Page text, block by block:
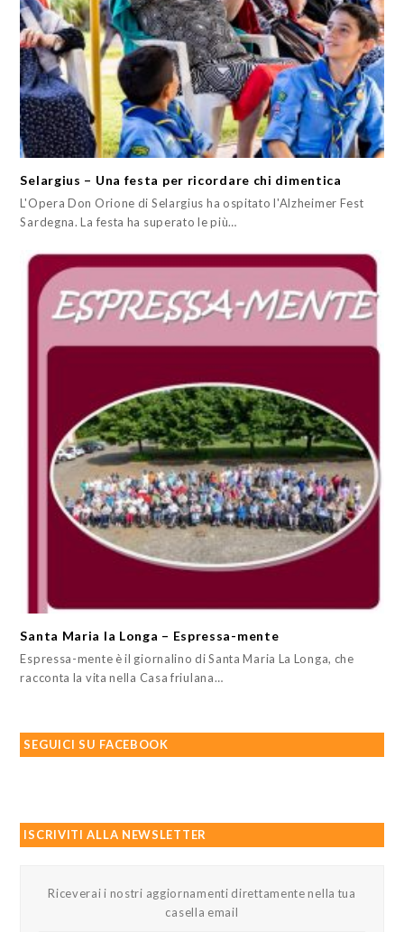
Selargius – Una festa per ricordare chi dimentica
L'Opera Don Orione di Selargius ha ospitato l'Alzheimer Fest
Sardegna. La festa ha superato le più…
Santa Maria la Longa – Espressa-mente
Espressa-mente è il giornalino di Santa Maria La Longa, che
racconta la vita nella Casa friulana…
SEGUICI SU FACEBOOK
ISCRIVITI ALLA NEWSLETTER
Riceverai i nostri aggiornamenti direttamente nella tua
casella email